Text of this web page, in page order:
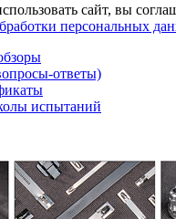
сайт, вы
персональных
ответы)
испытаний